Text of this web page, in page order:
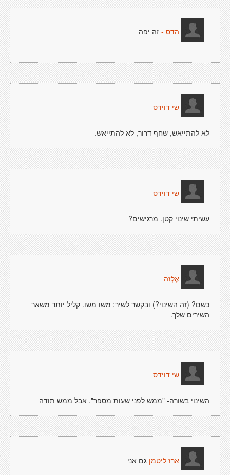
הדס - זה יפה
שי דוידס
לא להתייאש, שחף דרור, לא להתייאש.
שי דוידס
עשיתי שינוי קטן. מרגישים?
אֶלְזַה .
כשם? (זה השינוי?) ובקשר לשיר: משו משו. קליל יותר משאר
השירים שלך.
שי דוידס
השינוי בשורה- "ממש לפני שעות מספר". אבל ממש תודה
ארז ליטמן גם אני